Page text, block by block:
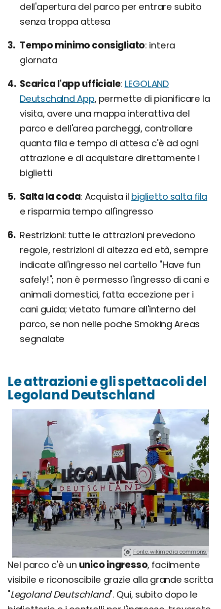
dell'apertura del parco per entrare subito
senza troppa attesa
Tempo minimo consigliato intera
giornata
Scarica l'app ufficiale LEGOLAND
Deutschalnd App, permette di pianificare la
visita, avere una mappa interattiva del
parco e dell'area parcheggi, controllare
quanta fila e tempo di attesa c'è ad ogni
attrazione e di acquistare direttamente i
biglietti
Salta la coda Acquista il biglietto salta fila
e risparmia tempo all'ingresso
Restrizioni: tutte le attrazioni prevedono
regole, restrizioni di altezza ed età, sempre
indicate all'ingresso nel cartello "Have fun
safely!"; non è permesso l'ingresso di cani e
animali domestici, fatta eccezione per i
cani guida; vietato fumare all'interno del
parco, se non nelle poche Smoking Areas
segnalate
Le attrazioni e gli spettacoli del
Legoland Deutschland
Fonte: wikimedia commons.
Nel parco c'è un unico ingresso, facilmente
visibile e riconoscibile grazie alla grande scritta
"Legoland Deutschland". Qui, subito dopo le